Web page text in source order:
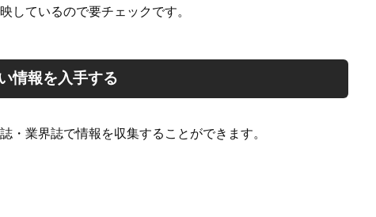
しているので要チェックです。
情報を入手する
・業界誌で情報を収集することができます。